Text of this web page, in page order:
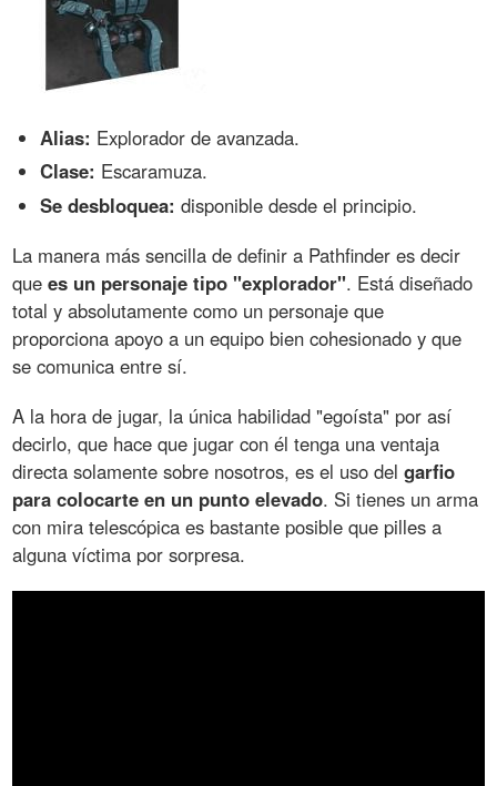
Alias: Explorador de avanzada.
Clase: Escaramuza.
Se desbloquea: disponible desde el principio.
La manera más sencilla de definir a Pathfinder es decir
quees un personaje tipo "explorador". Está diseñado
total y absolutamente como un personaje que
proporciona apoyo a un equipo bien cohesionado y que
se comunica entre sí.
A la hora de jugar, la única habilidad "egoísta" por así
decirlo, que hace que jugar con él tenga una ventaja
directa solamente sobre nosotros, es el uso delgarfio
para colocarte en un punto elevado. Si tienes un arma
con mira telescópica es bastante posible que pilles a
alguna víctima por sorpresa.